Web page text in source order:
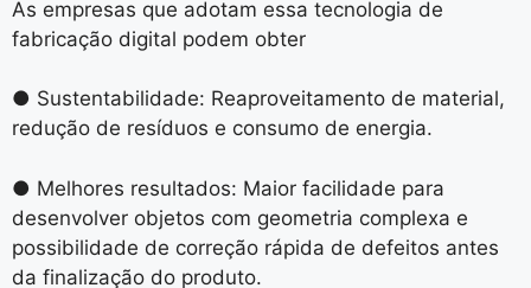
As empresas que adotam essa tecnologia de
fabricação digital podem obter
● Sustentabilidade: Reaproveitamento de material,
redução de resíduos e consumo de energia.
● Melhores resultados: Maior facilidade para
desenvolver objetos com geometria complexa e
possibilidade de correção rápida de defeitos antes
da finalização do produto.